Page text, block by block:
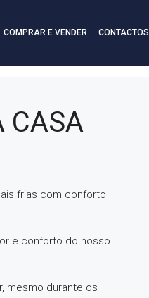
COMPRAR E VENDER CONTACTOS
CASA
frias com conforto
e conforto do nosso
mesmo durante os